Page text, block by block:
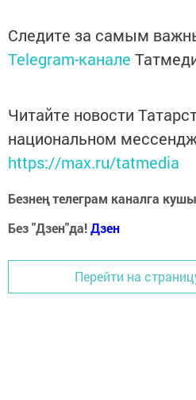
Следите за самым
Telegram-канале
Читайте новости
национальном
https://max.ru/tatmedia
Безнең телеграм каналга
Без "Дзен"да!Дзен
Перейти на